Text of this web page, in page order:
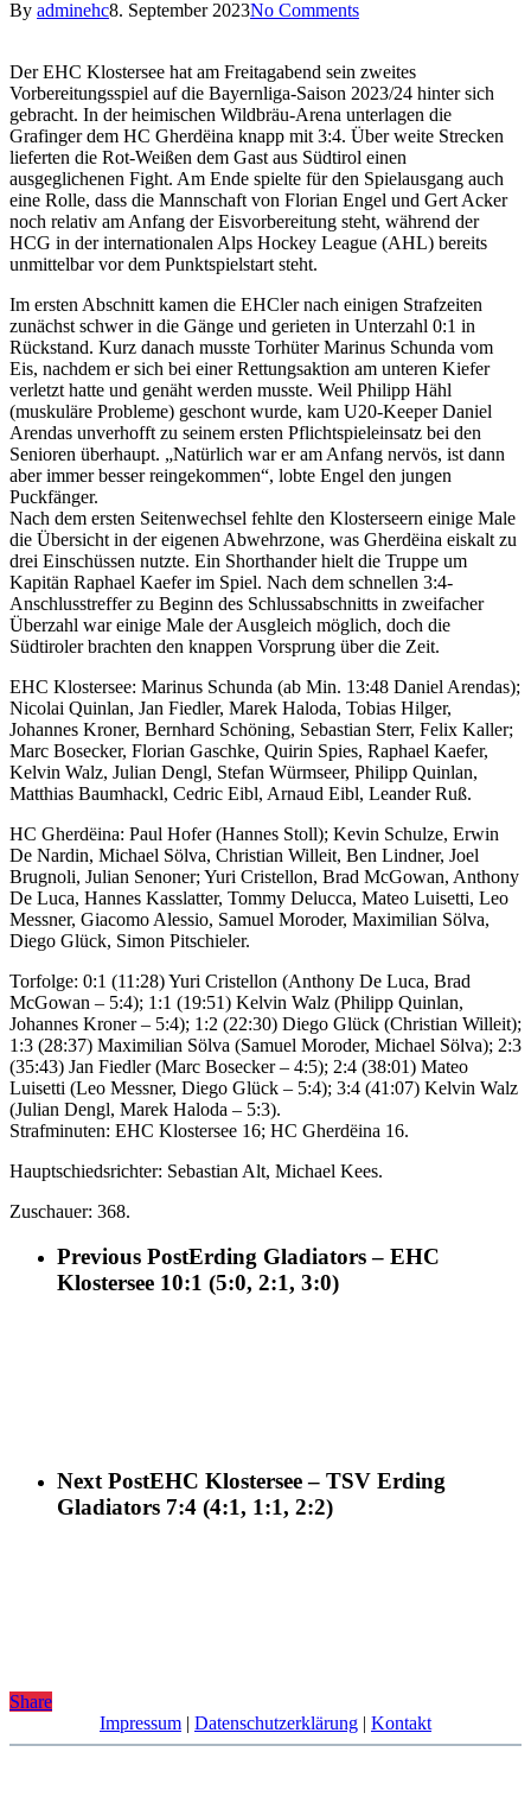
By adminehc8. September 2023No Comments
Der EHC Klostersee hat am Freitagabend sein zweites
Vorbereitungsspiel auf die Bayernliga-Saison 2023/24 hinter sich
gebracht. In der heimischen Wildbräu-Arena unterlagen die
Grafinger dem HC Gherdëina knapp mit 3:4. Über weite Strecken
lieferten die Rot-Weißen dem Gast aus Südtirol einen
ausgeglichenen Fight. Am Ende spielte für den Spielausgang auch
eine Rolle, dass die Mannschaft von Florian Engel und Gert Acker
noch relativ am Anfang der Eisvorbereitung steht, während der
HCG in der internationalen Alps Hockey League (AHL) bereits
unmittelbar vor dem Punktspielstart steht.
Im ersten Abschnitt kamen die EHCler nach einigen Strafzeiten
zunächst schwer in die Gänge und gerieten in Unterzahl 0:1 in
Rückstand. Kurz danach musste Torhüter Marinus Schunda vom
Eis, nachdem er sich bei einer Rettungsaktion am unteren Kiefer
verletzt hatte und genäht werden musste. Weil Philipp Hähl
(muskuläre Probleme) geschont wurde, kam U20-Keeper Daniel
Arendas unverhofft zu seinem ersten Pflichtspieleinsatz bei den
Senioren überhaupt. „Natürlich war er am Anfang nervös, ist dann
aber immer besser reingekommen“, lobte Engel den jungen
Puckfänger.
Nach dem ersten Seitenwechsel fehlte den Klosterseern einige Male
die Übersicht in der eigenen Abwehrzone, was Gherdëina eiskalt zu
drei Einschüssen nutzte. Ein Shorthander hielt die Truppe um
Kapitän Raphael Kaefer im Spiel. Nach dem schnellen 3:4-
Anschlusstreffer zu Beginn des Schlussabschnitts in zweifacher
Überzahl war einige Male der Ausgleich möglich, doch die
Südtiroler brachten den knappen Vorsprung über die Zeit.
EHC Klostersee: Marinus Schunda (ab Min. 13:48 Daniel Arendas);
Nicolai Quinlan, Jan Fiedler, Marek Haloda, Tobias Hilger,
Johannes Kroner, Bernhard Schöning, Sebastian Sterr, Felix Kaller;
Marc Bosecker, Florian Gaschke, Quirin Spies, Raphael Kaefer,
Kelvin Walz, Julian Dengl, Stefan Würmseer, Philipp Quinlan,
Matthias Baumhackl, Cedric Eibl, Arnaud Eibl, Leander Ruß.
HC Gherdëina: Paul Hofer (Hannes Stoll); Kevin Schulze, Erwin
De Nardin, Michael Sölva, Christian Willeit, Ben Lindner, Joel
Brugnoli, Julian Senoner; Yuri Cristellon, Brad McGowan, Anthony
De Luca, Hannes Kasslatter, Tommy Delucca, Mateo Luisetti, Leo
Messner, Giacomo Alessio, Samuel Moroder, Maximilian Sölva,
Diego Glück, Simon Pitschieler.
Torfolge: 0:1 (11:28) Yuri Cristellon (Anthony De Luca, Brad
McGowan – 5:4); 1:1 (19:51) Kelvin Walz (Philipp Quinlan,
Johannes Kroner – 5:4); 1:2 (22:30) Diego Glück (Christian Willeit);
1:3 (28:37) Maximilian Sölva (Samuel Moroder, Michael Sölva); 2:3
(35:43) Jan Fiedler (Marc Bosecker – 4:5); 2:4 (38:01) Mateo
Luisetti (Leo Messner, Diego Glück – 5:4); 3:4 (41:07) Kelvin Walz
(Julian Dengl, Marek Haloda – 5:3).
Strafminuten: EHC Klostersee 16; HC Gherdëina 16.
Hauptschiedsrichter: Sebastian Alt, Michael Kees.
Zuschauer: 368.
Previous PostErding Gladiators – EHC
Klostersee 10:1 (5:0, 2:1, 3:0)
Next PostEHC Klostersee – TSV Erding
Gladiators 7:4 (4:1, 1:1, 2:2)
Share
Impressum | Datenschutzerklärung | Kontakt